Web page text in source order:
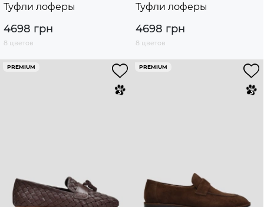
Туфли лоферы
4698 грн
8 цветов
Туфли лоферы
4698 грн
8 цветов
PREMIUM PREMIUM